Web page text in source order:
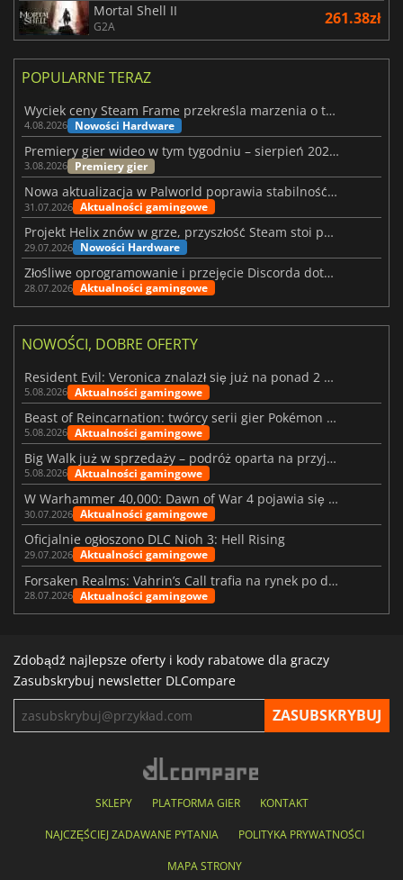
Mortal Shell II
G2A 261.38zł
POPULARNE TERAZ
Wyciek ceny Steam Frame przekreśla marzenia o tanim zestawie VR
4.08.2026 Nowości Hardware
Premiery gier wideo w tym tygodniu – sierpień 2026 r. (32. tydzień)
3.08.2026 Premiery gier
Nowa aktualizacja w Palworld poprawia stabilność Sunreach i walk z bossami
31.07.2026 Aktualności gamingowe
Projekt Helix znów w grze, przyszłość Steam stoi pod znakiem zapytania
29.07.2026 Nowości Hardware
Złośliwe oprogramowanie i przejęcie Discorda dotknęły Meccha Chameleon
28.07.2026 Aktualności gamingowe
NOWOŚCI, DOBRE OFERTY
Resident Evil: Veronica znalazł się już na ponad 2 milionach list życzeń
5.08.2026 Aktualności gamingowe
Beast of Reincarnation: twórcy serii gier Pokémon wkraczają na nową ścieżkę
5.08.2026 Aktualności gamingowe
Big Walk już w sprzedaży – podróż oparta na przyjaźni
5.08.2026 Aktualności gamingowe
W Warhammer 40,000: Dawn of War 4 pojawia się frakcja Nekronów
30.07.2026 Aktualności gamingowe
Oficjalnie ogłoszono DLC Nioh 3: Hell Rising
29.07.2026 Aktualności gamingowe
Forsaken Realms: Vahrin’s Call trafia na rynek po dziesięciu latach prac
28.07.2026 Aktualności gamingowe
Zdobądź najlepsze oferty i kody rabatowe dla graczy
Zasubskrybuj newsletter DLCompare
SKLEPY PLATFORMA GIER KONTAKT
NAJCZĘŚCIEJ ZADAWANE PYTANIA POLITYKA PRYWATNOŚCI
MAPA STRONY